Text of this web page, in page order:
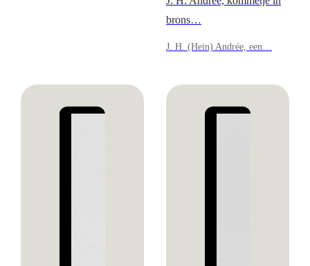
brons…
J. H. (Hein) Andrée, een…